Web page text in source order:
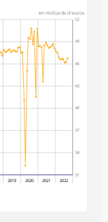
31
34
37
40
43
46
49
52
en milliards d'euros
2019 2020 2021 2022